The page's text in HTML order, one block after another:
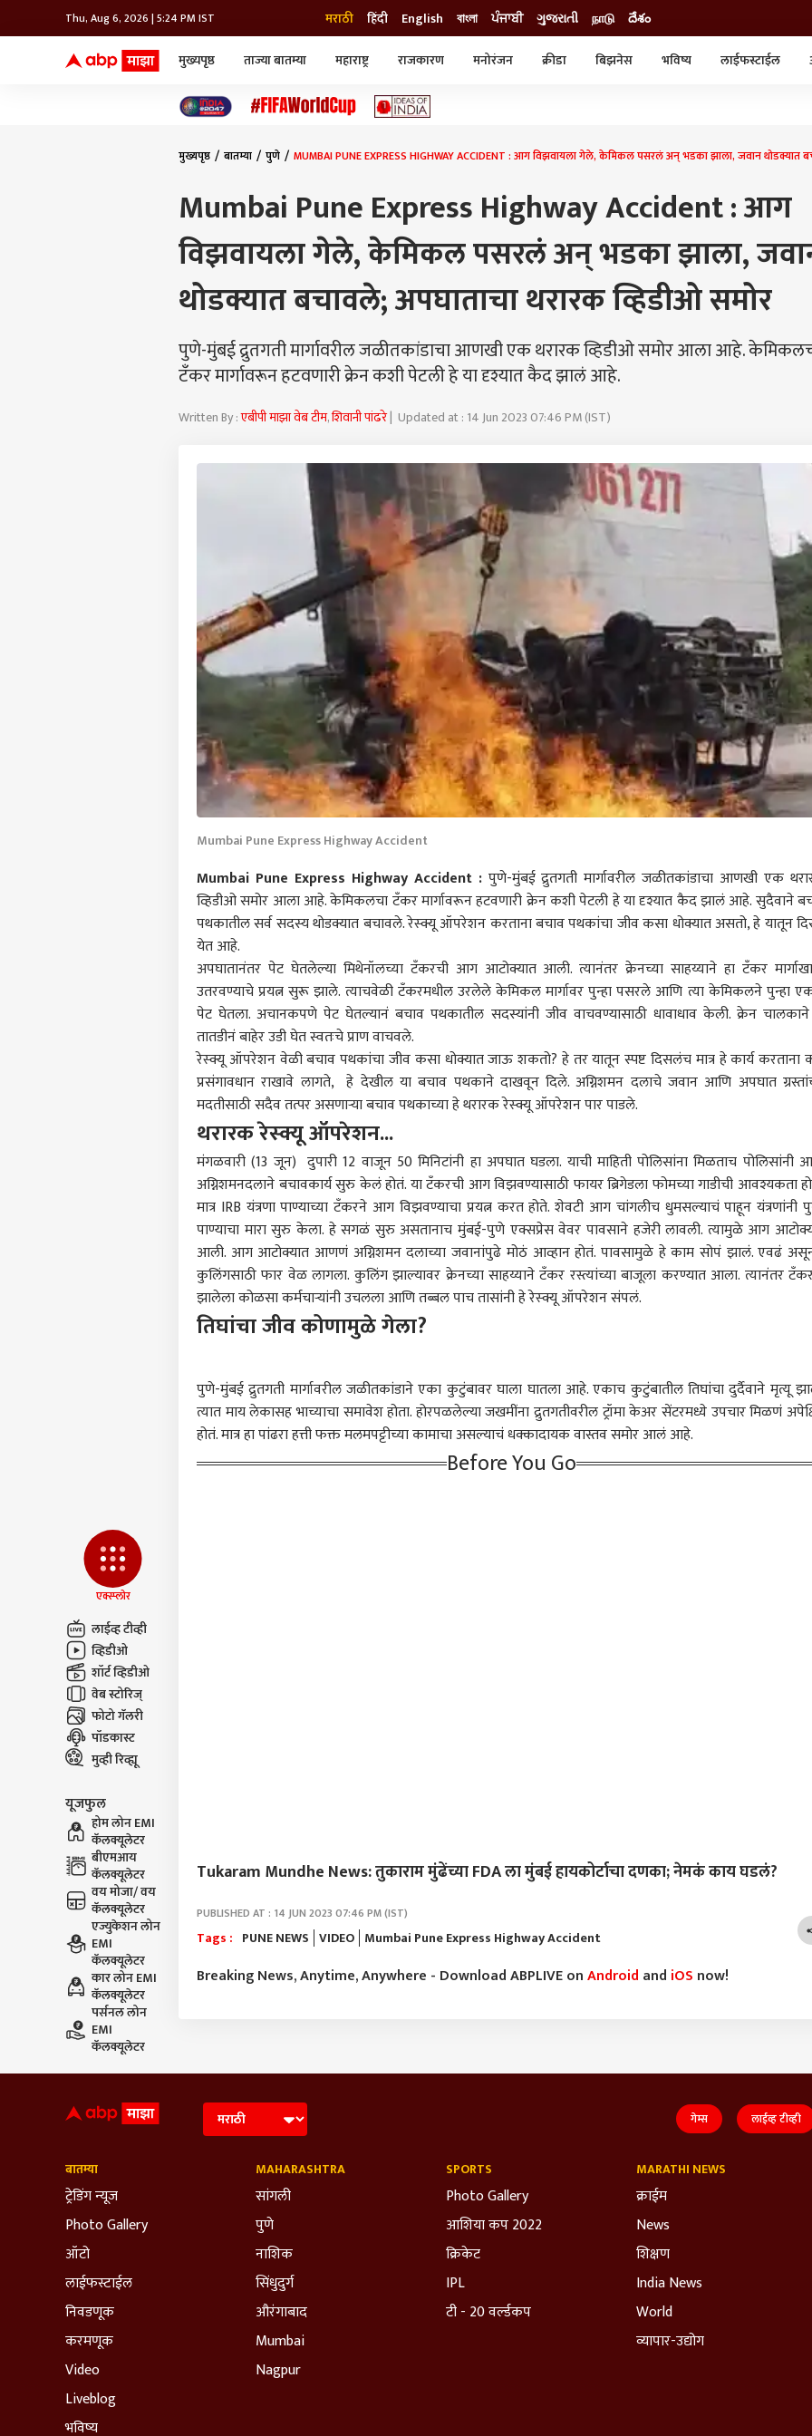
Thu, Aug 6, 2026 | 5:24 PM IST मराठी हिंदी English বাংলা ਪੰਜਾਬੀ ગુજરાતી நாடு దేశం
मुख्यपृष्ठ ताज्या बातम्या महाराष्ट्र राजकारण मनोरंजन क्रीडा बिझनेस भविष्य लाईफस्टाईल
एक्स्प्लोर
लाईव्ह टीव्ही
व्हिडीओ
शॉर्ट व्हिडीओ
वेब स्टोरिज्
फोटो गॅलरी
पॉडकास्ट
मुव्ही रिव्ह्यू
यूजफुल
होम लोन EMI
कॅलक्यूलेटर
बीएमआय
कॅलक्यूलेटर
वय मोजा/ वय
कॅलक्यूलेटर
एज्युकेशन लोन
EMI
कॅलक्यूलेटर
कार लोन EMI
कॅलक्यूलेटर
पर्सनल लोन
EMI
कॅलक्यूलेटर
मुख्यपृष्ठ बातम्या पुणे MUMBAI PUNE EXPRESS HIGHWAY ACCIDENT : आग विझवायला गेले, केमिकल पसरलं अन् भडका झाला, जवान थोडक्यात
Mumbai Pune Express Highway Accident : आग
विझवायला गेले, केमिकल पसरलं अन् भडका झाला,
थोडक्यात बचावले; अपघाताचा थरारक व्हिडीओ समोर
पुणे-मुंबई द्रुतगती मार्गावरील जळीतकांडाचा आणखी एक थरारक व्हिडीओ समोर आला आहे.
टँकर मार्गावरून हटवणारी क्रेन कशी पेटली हे या दृश्यात कैद झालं आहे.
Written By :एबीपी माझा वेब टीम,शिवानी पांढरे| Updated at : 14 Jun 2023 07:46 PM (IST)
Mumbai Pune Express Highway Accident
Mumbai Pune Express Highway Accident : पुणे-मुंबई द्रुतगती मार्गावरील जळीतकांडाचा आणखी एक
व्हिडीओ समोर आला आहे. केमिकलचा टँकर मार्गावरून हटवणारी क्रेन कशी पेटली हे या दृश्यात कैद झालं आहे. सुदैवाने
पथकातील सर्व सदस्य थोडक्यात बचावले. रेस्क्यू ऑपरेशन करताना बचाव पथकांचा जीव कसा धोक्यात असतो, हे यातून
येत आहे.
अपघातानंतर पेट घेतलेल्या मिथेनॉलच्या टँकरची आग आटोक्यात आली. त्यानंतर क्रेनच्या साहय्याने हा टँकर
उतरवण्याचे प्रयत्न सुरू झाले. त्याचवेळी टँकरमधील उरलेले केमिकल मार्गावर पुन्हा पसरले आणि त्या केमिकलने पुन्हा
पेट घेतला. अचानकपणे पेट घेतल्यानं बचाव पथकातील सदस्यांनी जीव वाचवण्यासाठी धावाधाव केली. क्रेन चालकाने
तातडीनं बाहेर उडी घेत स्वतःचे प्राण वाचवले.
रेस्क्यू ऑपरेशन वेळी बचाव पथकांचा जीव कसा धोक्यात जाऊ शकतो? हे तर यातून स्पष्ट दिसलंच मात्र हे कार्य
प्रसंगावधान राखावे लागते, हे देखील या बचाव पथकाने दाखवून दिले. अग्निशमन दलाचे जवान आणि अपघात
मदतीसाठी सदैव तत्पर असणाऱ्या बचाव पथकाच्या हे थरारक रेस्क्यू ऑपरेशन पार पाडले.
थरारक रेस्क्यू ऑपरेशन...
मंगळवारी (13 जून) दुपारी 12 वाजून 50 मिनिटांनी हा अपघात घडला. याची माहिती पोलिसांना मिळताच पोलिसांनी
अग्निशमनदलाने बचावकार्य सुरु केलं होतं. या टँकरची आग विझवण्यासाठी फायर ब्रिगेडला फोमच्या गाडीची आवश्यकता
मात्र IRB यंत्रणा पाण्याच्या टँकरने आग विझवण्याचा प्रयत्न करत होते. शेवटी आग चांगलीच धुमसल्याचं पाहून यंत्रणांनी
पाण्याचा मारा सुरु केला. हे सगळं सुरु असतानाच मुंबई-पुणे एक्सप्रेस वेवर पावसाने हजेरी लावली. त्यामुळे आग
आली. आग आटोक्यात आणणं अग्निशमन दलाच्या जवानांपुढे मोठं आव्हान होतं. पावसामुळे हे काम सोपं झालं. एवढं
कुलिंगसाठी फार वेळ लागला. कुलिंग झाल्यावर क्रेनच्या साहय्याने टॅंकर रस्त्यांच्या बाजूला करण्यात आला. त्यानंतर
झालेला कोळसा कर्मचाऱ्यांनी उचलला आणि तब्बल पाच तासांनी हे रेस्क्यू ऑपरेशन संपलं.
तिघांचा जीव कोणामुळे गेला?
पुणे-मुंबई द्रुतगती मार्गावरील जळीतकांडाने एका कुटुंबावर घाला घातला आहे. एकाच कुटुंबातील तिघांचा दुर्दैवाने मृत्यू
त्यात माय लेकासह भाच्याचा समावेश होता. होरपळलेल्या जखमींना द्रुतगतीवरील ट्रॉमा केअर सेंटरमध्ये उपचार मिळणं
होतं. मात्र हा पांढरा हत्ती फक्त मलमपट्टीच्या कामाचा असल्याचं धक्कादायक वास्तव समोर आलं आहे.
Before You Go
Tukaram Mundhe News: तुकाराम मुंढेंच्या FDA ला मुंबई हायकोर्टाचा दणका; नेमकं काय घडलं?
PUBLISHED AT : 14 JUN 2023 07:46 PM (IST)
Tags : PUNE NEWS VIDEO Mumbai Pune Express Highway Accident
Breaking News, Anytime, Anywhere - Download ABPLIVE onAndroid and iOS now!
हॅलो गेस्ट
आमच्यासोबत जाहिरात करा
प्रायव्हसी पॉलिसी
संपर्क साधा
करिअर
फीडबॅक
पर्सनल कॉर्नर
टॉप आर्टिकल टॉप रील्स
राजकारण
पिंपरी-चिंचवडमध्ये विशेष
मोटार वाहन न्यायालय होणार;
राजकारण राजकारण
अमेरिकेच्या दबावाखाली
देशावर निर्णय थोपवल्याचा
आरोप
बीडमधील व्हिडिओ, सुनेत्रा
कुत्रा-मांजराला उभे केले तरी सुनेत्रा वहिनींसमोर तो शेतकरी
गेम्स लाईव्ह टीव्ही
बातम्या
ट्रेडिंग न्यूज
Photo Gallery
ऑटो
लाईफस्टाईल
निवडणूक
करमणूक
Video
Liveblog
भविष्य
MAHARASHTRA
सांगली
पुणे
नाशिक
सिंधुदुर्ग
औरंगाबाद
Mumbai
Nagpur
SPORTS
Photo Gallery
आशिया कप 2022
क्रिकेट
IPL
टी - 20 वर्ल्डकप
MARATHI NEWS
क्राईम
News
शिक्षण
India News
World
व्यापार-उद्योग